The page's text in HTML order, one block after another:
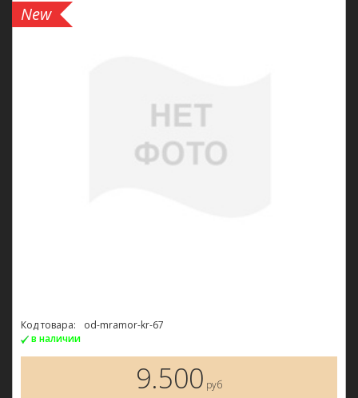
New
Код товара:
od-mramor-kr-67
в наличии
9.500 руб